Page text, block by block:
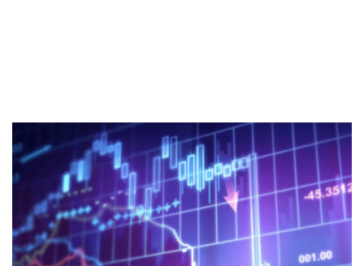
Exchange
Asuransi
Asuransi Jiwa
Asuransi Kesehatan
Asuransi Syariah